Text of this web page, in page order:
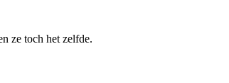
ze toch het zelfde.